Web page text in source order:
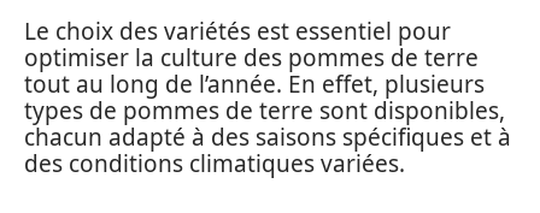
Le choix des variétés est essentiel pour
optimiser la culture des pommes de terre
tout au long de l’année. En effet, plusieurs
types de pommes de terre sont disponibles,
chacun adapté à des saisons spécifiques et à
des conditions climatiques variées.